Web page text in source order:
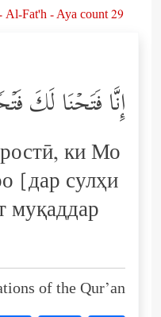
Fat'h - Aya count 29
إِنَّا فَتَحۡنَا لَكَ
ки Мо
[дар сулҳи
муқаддар
of the Qur’an: